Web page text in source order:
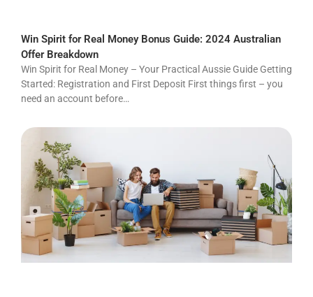
Win Spirit for Real Money Bonus Guide: 2024 Australian
Offer Breakdown
Win Spirit for Real Money – Your Practical Aussie Guide Getting
Started: Registration and First Deposit First things first – you
need an account before…